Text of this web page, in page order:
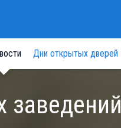
Дни открытых дверей
заведений